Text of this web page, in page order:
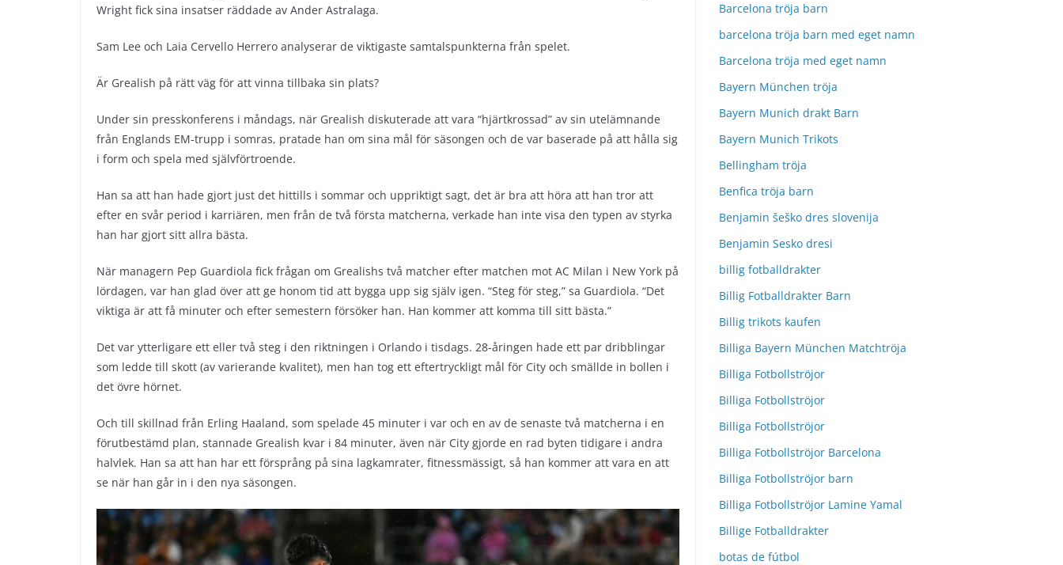
Wright fick sina insatser räddade av Ander Astralaga.
Sam Lee och Laia Cervello Herrero analyserar de viktigaste samtalspunkterna från spelet.
Är Grealish på rätt väg för att vinna tillbaka sin plats?
Under sin presskonferens i måndags, när Grealish diskuterade att vara “hjärtkrossad” av sin utelämnande
från Englands EM-trupp i somras, pratade han om sina mål för säsongen och de var baserade på att hålla sig
i form och spela med självförtroende.
Han sa att han hade gjort just det hittills i sommar och uppriktigt sagt, det är bra att höra att han tror att
efter en svår period i karriären, men från de två första matcherna, verkade han inte visa den typen av styrka
han har gjort sitt allra bästa.
När managern Pep Guardiola fick frågan om Grealishs två matcher efter matchen mot AC Milan i New York på
lördagen, var han glad över att ge honom tid att bygga upp sig själv igen. “Steg för steg,” sa Guardiola. “Det
viktiga är att få minuter och efter semestern försöker han. Han kommer att komma till sitt bästa.”
Det var ytterligare ett eller två steg i den riktningen i Orlando i tisdags. 28-åringen hade ett par dribblingar
som ledde till skott (av varierande kvalitet), men han tog ett eftertryckligt mål för City och smällde in bollen i
det övre hörnet.
Och till skillnad från Erling Haaland, som spelade 45 minuter i var och en av de senaste två matcherna i en
förutbestämd plan, stannade Grealish kvar i 84 minuter, även när City gjorde en rad byten tidigare i andra
halvlek. Han sa att han har ett försprång på sina lagkamrater, fitnessmässigt, så han kommer att vara en att
se när han går in i den nya säsongen.
Barcelona tröja barn
barcelona tröja barn med eget namn
Barcelona tröja med eget namn
Bayern München tröja
Bayern Munich drakt Barn
Bayern Munich Trikots
Bellingham tröja
Benfica tröja barn
Benjamin šeško dres slovenija
Benjamin Sesko dresi
billig fotballdrakter
Billig Fotballdrakter Barn
Billig trikots kaufen
Billiga Bayern München Matchtröja
Billiga Fotbollströjor
Billiga Fotbollströjor
Billiga Fotbollströjor
Billiga Fotbollströjor Barcelona
Billiga Fotbollströjor barn
Billiga Fotbollströjor Lamine Yamal
Billige Fotballdrakter
botas de fútbol